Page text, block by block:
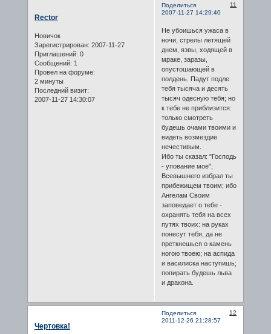
Поделиться
11
2007-11-27 14:29:40
Rector
Новичок
Зарегистрирован: 2007-11-27
Приглашений: 0
Сообщений: 1
Провел на форуме:
2 минуты
Последний визит:
2007-11-27 14:30:07
Не убоишься ужаса в
ночи, стрелы летящей
днем, язвы, ходящей в
мраке, заразы,
опустошающей в
полдень. Падут подле
тебя тысяча и десять
тысяч одесную тебя; но
к тебе не приблизится:
только смотреть
будешь очами твоими и
видеть возмездие
нечестивым.
Ибо ты сказал: "Господь
- упование мое";
Всевышнего избрал ты
прибежищем твоим; ибо
Ангелам Своим
заповедает о тебе -
охранять тебя на всех
путях твоих: на руках
понесут тебя, да не
преткнешься о камень
ногою твоею; на аспида
и василиска наступишь;
попирать будешь льва
и дракона.
Поделиться
12
2011-12-26 21:28:57
Чертовка!